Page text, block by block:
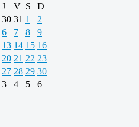
J V S
D
30 31 1
2
6 7 8
9
13 14 15 16
20 21 22 23
27 28 29 30
3 4 5 6